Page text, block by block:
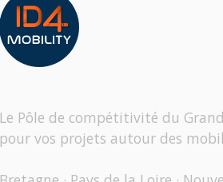
Le Pôle de compétitivité du
pour vos projets autour des